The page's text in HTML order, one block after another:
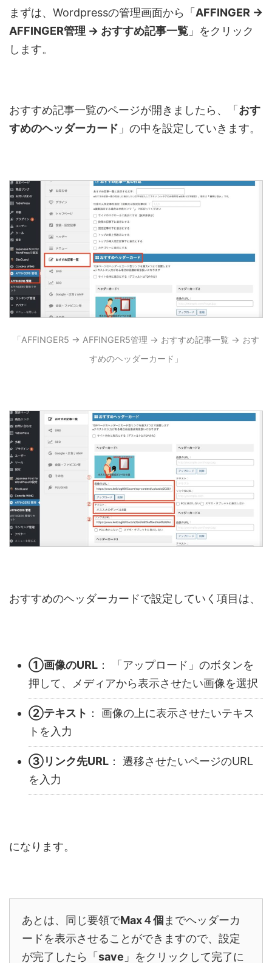
まずは、Wordpressの管理画面から「 AFFINGER →
AFFINGER管理 → おすすめ記事一覧 」をクリック
します。
おすすめ記事一覧のページが開きましたら、「 おす
すめのヘッダーカード 」の中を設定していきます。
「AFFINGER5 → AFFINGER5管理 → おすすめ記事一覧 → おす
すめのヘッダーカード」
おすすめのヘッダーカードで設定していく項目は、
①画像のURL ： 「アップロード」のボタンを
押して、メディアから表示させたい画像を選択
②テキスト ： 画像の上に表示させたいテキス
トを入力
③リンク先URL ： 遷移させたいページのURL
を入力
になります。
あとは、同じ要領でMax４個 までヘッダーカ
ードを表示させることができますので、設定
が完了したら「save 」をクリックして完了に